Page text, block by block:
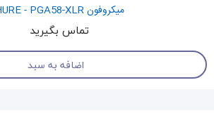
میکروفون SHURE - PGA58-XLR
تماس بگیرید
اضافه به سبد